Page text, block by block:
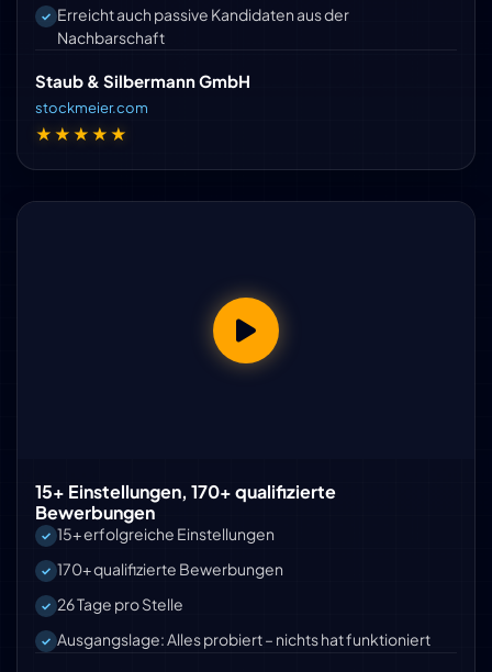
Erreicht auch passive Kandidaten aus der
Nachbarschaft
Staub & Silbermann GmbH
stockmeier.com
★★★★★
15+ Einstellungen, 170+ qualifizierte
Bewerbungen
15+ erfolgreiche Einstellungen
170+ qualifizierte Bewerbungen
26 Tage pro Stelle
Ausgangslage: Alles probiert – nichts hat funktioniert